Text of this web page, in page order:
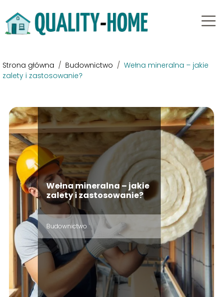
Strona główna / Budownictwo / Wełna mineralna – jakie
zalety i zastosowanie?
Wełna mineralna – jakie
zalety i zastosowanie?
Budownictwo